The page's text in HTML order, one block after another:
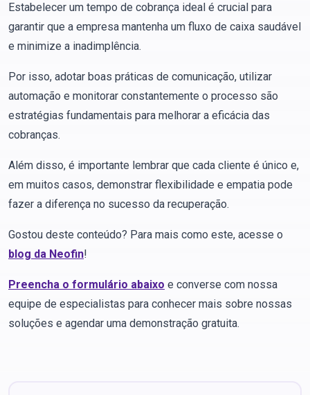
Estabelecer um tempo de cobrança ideal é crucial para
garantir que a empresa mantenha um fluxo de caixa saudável
e minimize a inadimplência.
Por isso, adotar boas práticas de comunicação, utilizar
automação e monitorar constantemente o processo são
estratégias fundamentais para melhorar a eficácia das
cobranças.
Além disso, é importante lembrar que cada cliente é único e,
em muitos casos, demonstrar flexibilidade e empatia pode
fazer a diferença no sucesso da recuperação.
Gostou deste conteúdo? Para mais como este, acesse o
blog da Neofin!
Preencha o formulário abaixo e converse com nossa
equipe de especialistas para conhecer mais sobre nossas
soluções e agendar uma demonstração gratuita.